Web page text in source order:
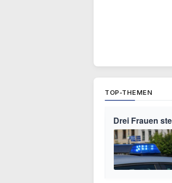
TOP-THEMEN
Drei Frauen